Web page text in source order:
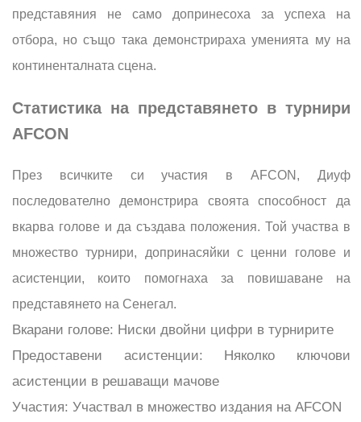
представяния не само допринесоха за успеха на
отбора, но също така демонстрираха уменията му на
континенталната сцена.
Статистика на представянето в турнири
AFCON
През всичките си участия в AFCON, Диуф
последователно демонстрира своята способност да
вкарва голове и да създава положения. Той участва в
множество турнири, допринасяйки с ценни голове и
асистенции, които помогнаха за повишаване на
представянето на Сенегал.
Вкарани голове: Ниски двойни цифри в турнирите
Предоставени асистенции: Няколко ключови
асистенции в решаващи мачове
Участия: Участвал в множество издания на AFCON